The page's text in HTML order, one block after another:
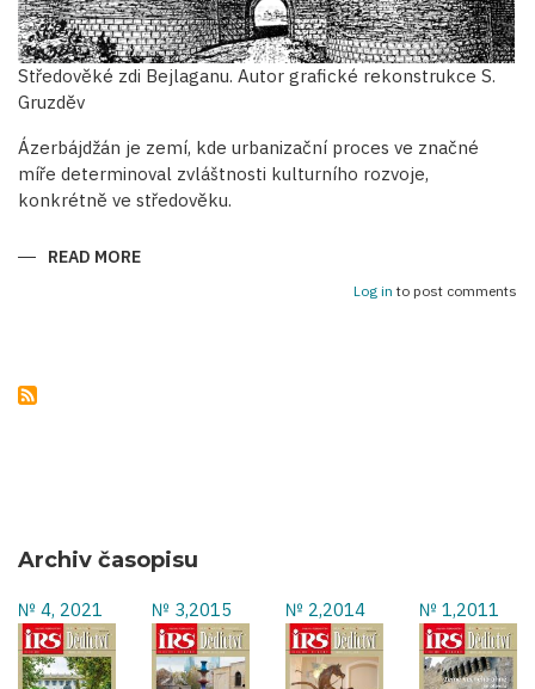
Středověké zdi Bejlaganu. Autor grafické rekonstrukce S.
Gruzděv
Ázerbájdžán je zemí, kde urbanizační proces ve značné
míře determinoval zvláštnosti kulturního rozvoje,
konkrétně ve středověku.
READ MORE
Log in to post comments
Archiv časopisu
№ 4, 2021 № 3,2015 № 2,2014 № 1,2011